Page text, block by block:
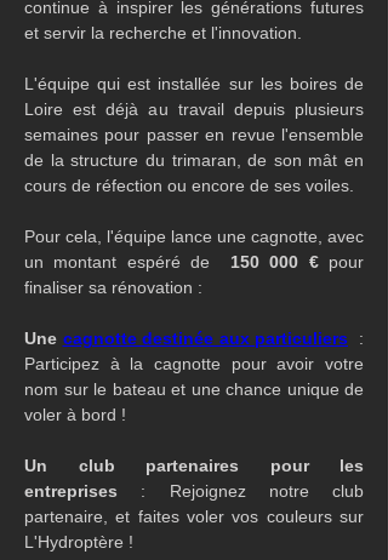
continue à inspirer les générations futures
et servir la recherche et l'innovation.
L'équipe qui est installée sur les boires de
Loire est déjà au travail depuis plusieurs
semaines pour passer en revue l'ensemble
de la structure du trimaran, de son mât en
cours de réfection ou encore de ses voiles.
Pour cela, l'équipe lance une cagnotte, avec
un montant espéré de
150 000 € pour
finaliser sa rénovation :
Une cagnotte destinée aux particuliers
:
Participez à la cagnotte pour avoir votre
nom sur le bateau et une chance unique de
voler à bord !
Un club partenaires pour les
entreprises : Rejoignez notre club
partenaire, et faites voler vos couleurs sur
L'Hydroptère !